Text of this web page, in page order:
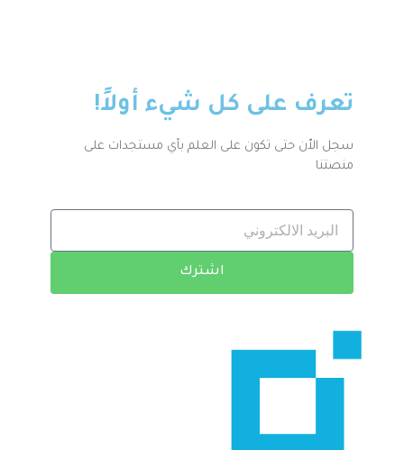
تعرف على كل شيء أولاً!
سجل الاّن حتى تكون على العلم بأي مستجدات على
منصتنا
اشترك